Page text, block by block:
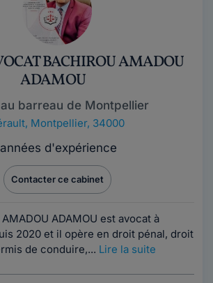
BACHIROU AMADOU
ADAMOU
barreau de Montpellier
, Montpellier, 34000
d'expérience
Contacter ce cabinet
ADAMOU est avocat à
2020 et il opère en droit pénal, droit
de conduire,... Lire la suite